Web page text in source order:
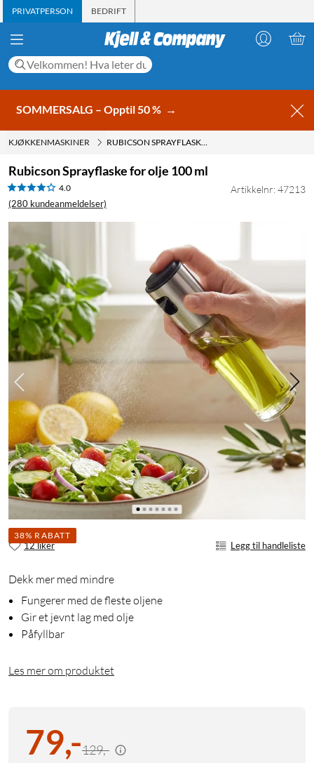
PRIVATPERSON BEDRIFT
SOMMERSALG – Opptil 50 % →
KJØKKENMASKINER RUBICSON SPRAYFLASKE FOR OLJE 100 ML
Rubicson Sprayflaske for olje 100 ml
4.0
(280 kundeanmeldelser)
Artikkelnr: 47213
38% RABATT
12 liker Legg til handleliste
Dekk mer med mindre
Fungerer med de fleste oljene
Gir et jevnt lag med olje
Påfyllbar
Les mer om produktet
79,-129,-